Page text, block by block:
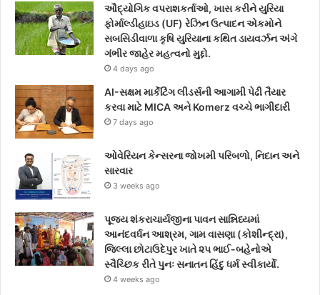
b
o
o
k
t
e
a
g
a
ઔદ્યોગિક વપરાશકર્તાઓ, ખાસ કરીને યુરિયા
ફોર્માલ્ડીહાઇડ (UF) રેઝિન ઉત્પાદન એકમોને
સબસિડીવાળા કૃષિ યુરિયાના કથિત ડાયવર્ઝન અંગે
ગંભીર જાહેર મહત્વનો મુદ્દો.
4 days ago
AI-સક્ષમ માર્કેટિંગ લીડર્સની આગામી પેઢી તૈયાર
કરવા માટે MICA અને Komerz વચ્ચે ભાગીદારી
7 days ago
ઓવેરિયન કેન્સરના જોખમી પરિબળો, નિદાન અને
સારવાર
3 weeks ago
પૂજ્ય શંકરાચાર્યજીના પાવન સાન્નિધ્યમાં
આનંદવર્ધન આશ્રમ, ગામ વાસણા (કોશીન્દ્રા),
જિલ્લા છોટાઉદેપુર ખાતે ૨૫ ભાઈ-બહેનોએ
સ્વૈચ્છિક રીતે પુનઃ સનાતન હિંદુ ધર્મ સ્વીકાર્યો.
4 weeks ago